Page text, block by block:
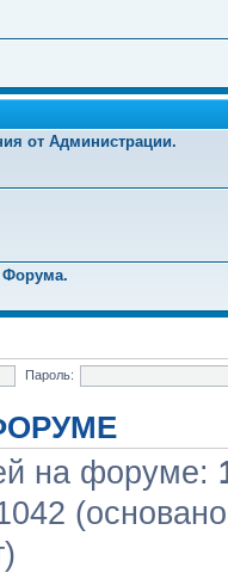
от Администрации.
Форума.
Пароль:
на форуме: